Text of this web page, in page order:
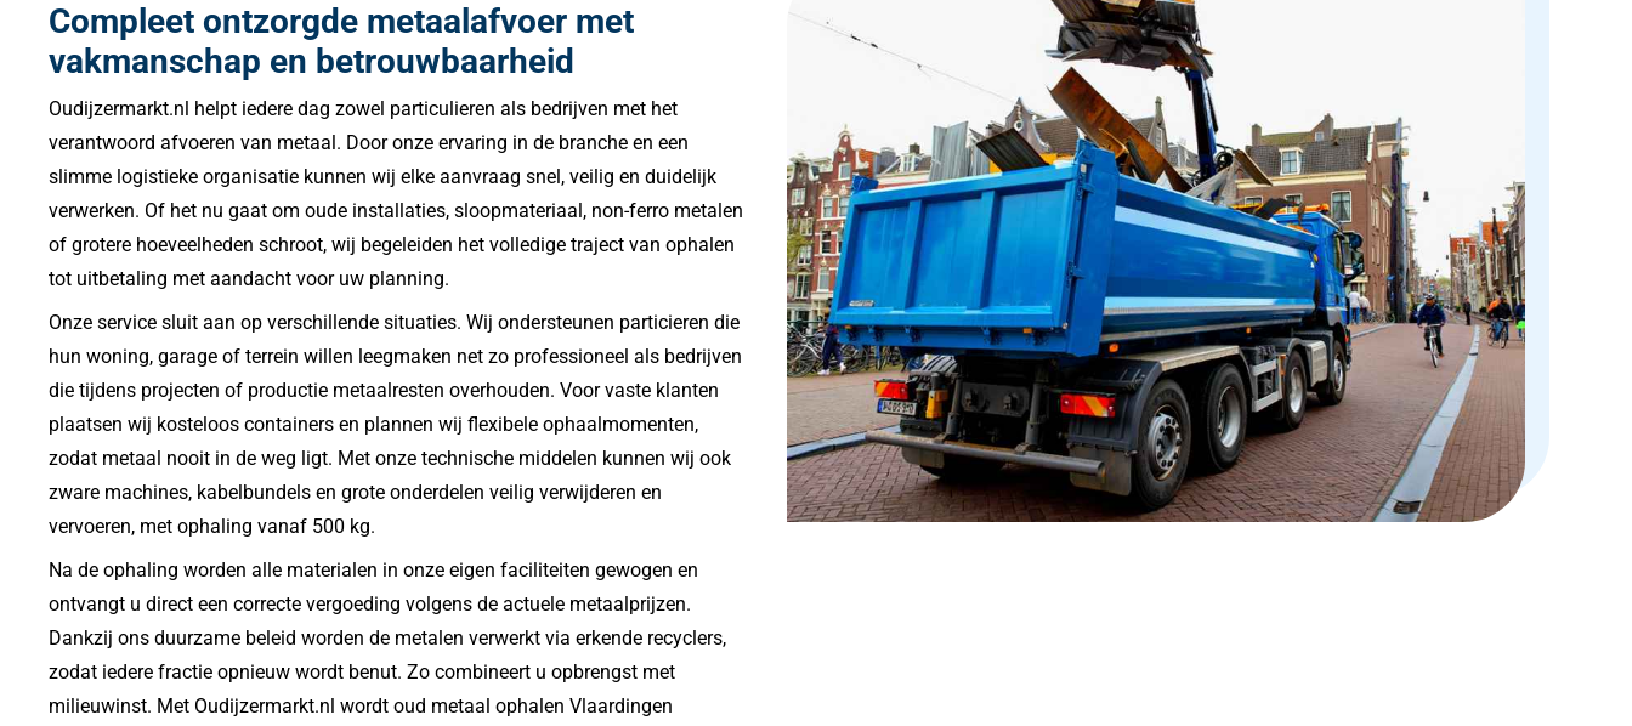
Compleet ontzorgde metaalafvoer met
vakmanschap en betrouwbaarheid
Oudijzermarkt.nl helpt iedere dag zowel particulieren als bedrijven met het
verantwoord afvoeren van metaal. Door onze ervaring in de branche en een
slimme logistieke organisatie kunnen wij elke aanvraag snel, veilig en duidelijk
verwerken. Of het nu gaat om oude installaties, sloopmateriaal, non-ferro metalen
of grotere hoeveelheden schroot, wij begeleiden het volledige traject van ophalen
tot uitbetaling met aandacht voor uw planning.
Onze service sluit aan op verschillende situaties. Wij ondersteunen particieren die
hun woning, garage of terrein willen leegmaken net zo professioneel als bedrijven
die tijdens projecten of productie metaalresten overhouden. Voor vaste klanten
plaatsen wij kosteloos containers en plannen wij flexibele ophaalmomenten,
zodat metaal nooit in de weg ligt. Met onze technische middelen kunnen wij ook
zware machines, kabelbundels en grote onderdelen veilig verwijderen en
vervoeren, met ophaling vanaf 500 kg.
Na de ophaling worden alle materialen in onze eigen faciliteiten gewogen en
ontvangt u direct een correcte vergoeding volgens de actuele metaalprijzen.
Dankzij ons duurzame beleid worden de metalen verwerkt via erkende recyclers,
zodat iedere fractie opnieuw wordt benut. Zo combineert u opbrengst met
milieuwinst. Met Oudijzermarkt.nl wordt oud metaal ophalen Vlaardingen